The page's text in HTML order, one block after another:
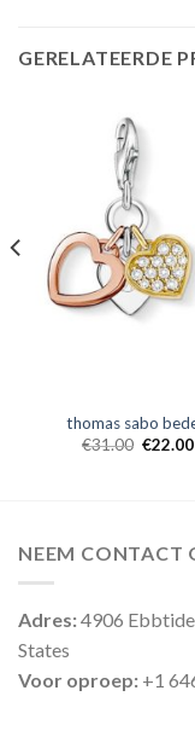
GERELATEERDE
thomas sabo
€31.00 €22.00
NEEM CONTACT
Adres:4906 Ebbtide
States
Voor oproep: +1